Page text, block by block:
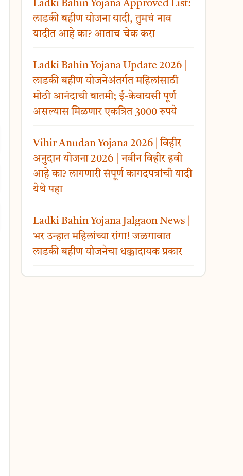
Ladki Bahin Yojana Approved List:
लाडकी बहीण योजना यादी, तुमचं नाव
यादीत आहे का? आताच चेक करा
Ladki Bahin Yojana Update 2026 |
लाडकी बहीण योजनेअंतर्गत महिलांसाठी
मोठी आनंदाची बातमी; ई-केवायसी पूर्ण
असल्यास मिळणार एकत्रित 3000 रुपये
Vihir Anudan Yojana 2026 | विहीर
अनुदान योजना 2026 | नवीन विहीर हवी
आहे का? लागणारी संपूर्ण कागदपत्रांची यादी
येथे पहा
Ladki Bahin Yojana Jalgaon News |
भर उन्हात महिलांच्या रांगा! जळगावात
लाडकी बहीण योजनेचा धक्कादायक प्रकार